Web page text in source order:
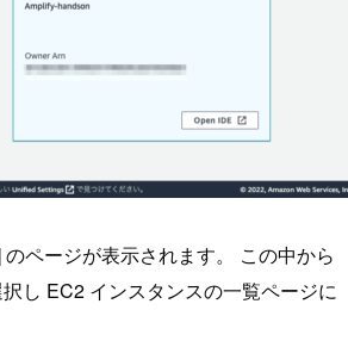
ページが表示されます。 この中から
し EC2 インスタンスの一覧ページに